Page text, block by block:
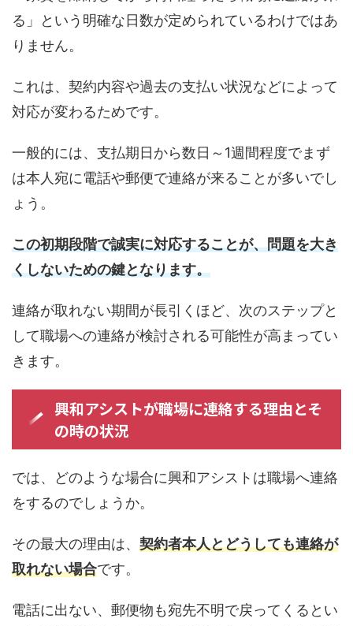
る」という明確な日数が定められているわけではあ
りません。
これは、契約内容や過去の支払い状況などによって
対応が変わるためです。
一般的には、支払期日から数日～1週間程度でまず
は本人宛に電話や郵便で連絡が来ることが多いでし
ょう。
この初期段階で誠実に対応することが、問題を大き
くしないための鍵となります。
連絡が取れない期間が長引くほど、次のステップと
して職場への連絡が検討される可能性が高まってい
きます。
興和アシストが職場に連絡する理由とそ
の時の状況
では、どのような場合に興和アシストは職場へ連絡
をするのでしょうか。
その最大の理由は、 契約者本人とどうしても連絡が
取れない場合です。
電話に出ない、郵便物も宛先不明で戻ってくるとい